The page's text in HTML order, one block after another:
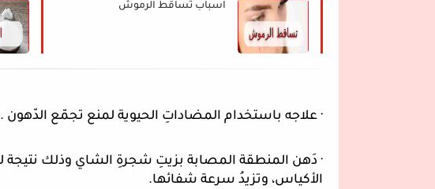
اسباب تساقط الرموش
· علاجه باستخدام المضاداتِ الحيوية لمنع تجمّع الدّهون .
الأكياس، وتزيدُ سرعة شفائها.